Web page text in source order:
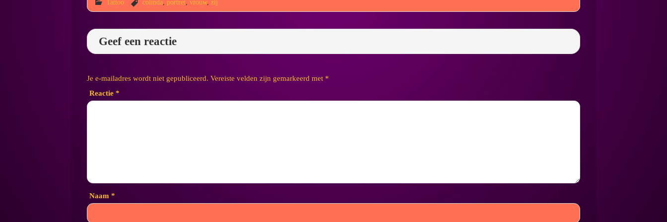
Tattoo colinda portret ,vrouw,zij
Geef een reactie
Je e-mailadres wordt niet gepubliceerd. Vereiste velden zijn gemarkeerd met *
Reactie *
Naam *